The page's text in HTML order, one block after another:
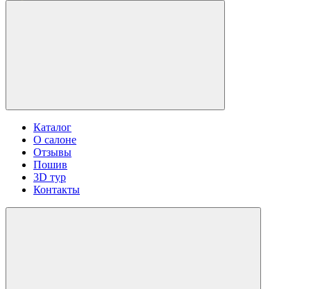
Каталог
О салоне
Отзывы
Пошив
3D тур
Контакты